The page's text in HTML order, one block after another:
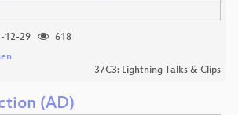
12-29
618
37C3: Lightning Talks & Clips
(AD)